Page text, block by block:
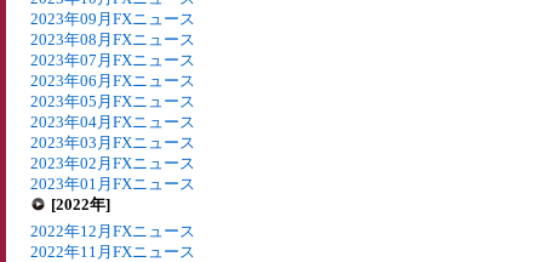
2023年09月FXニュース
2023年08月FXニュース
2023年07月FXニュース
2023年06月FXニュース
2023年05月FXニュース
2023年04月FXニュース
2023年03月FXニュース
2023年02月FXニュース
2023年01月FXニュース
[2022年]
2022年12月FXニュース
2022年11月FXニュース